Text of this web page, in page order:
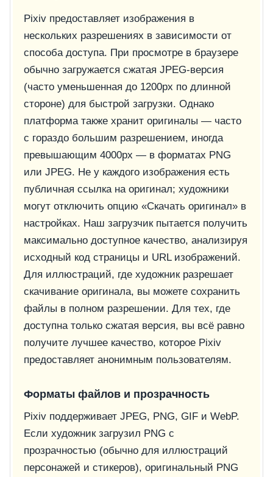
Pixiv предоставляет изображения в
нескольких разрешениях в зависимости от
способа доступа. При просмотре в браузере
обычно загружается сжатая JPEG-версия
(часто уменьшенная до 1200px по длинной
стороне) для быстрой загрузки. Однако
платформа также хранит оригиналы — часто
с гораздо большим разрешением, иногда
превышающим 4000px — в форматах PNG
или JPEG. Не у каждого изображения есть
публичная ссылка на оригинал; художники
могут отключить опцию «Скачать оригинал» в
настройках. Наш загрузчик пытается получить
максимально доступное качество, анализируя
исходный код страницы и URL изображений.
Для иллюстраций, где художник разрешает
скачивание оригинала, вы можете сохранить
файлы в полном разрешении. Для тех, где
доступна только сжатая версия, вы всё равно
получите лучшее качество, которое Pixiv
предоставляет анонимным пользователям.
Форматы файлов и прозрачность
Pixiv поддерживает JPEG, PNG, GIF и WebP.
Если художник загрузил PNG с
прозрачностью (обычно для иллюстраций
персонажей и стикеров), оригинальный PNG